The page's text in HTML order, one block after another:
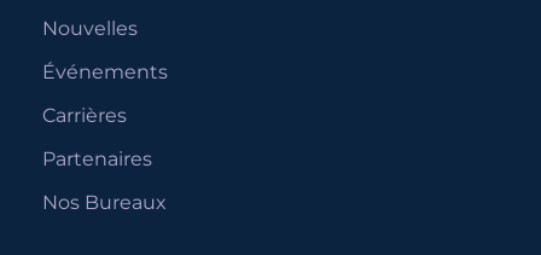
Nouvelles
Événements
Carrières
Partenaires
Nos Bureaux